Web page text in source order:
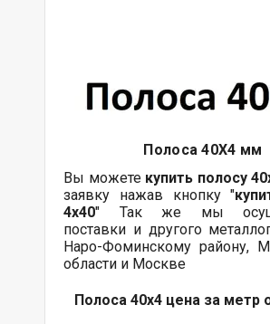
Полоса 40Х4 мм
Вы можете купить полосу
заявку нажав кнопку "
4х40" Так же мы
поставки и другого
Наро-Фоминскому району,
области и Москве
Полоса 40х4 цена за метр